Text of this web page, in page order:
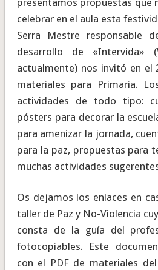
presentamos propuestas que
celebrar en el aula esta
Serra Mestre responsable
desarrollo de «Intervida»
actualmente) nos invitó en el
materiales para Primaria.
actividades de todo tipo:
pósters para decorar la
para amenizar la jornada,
para la paz, propuestas para
muchas actividades
Os dejamos los enlaces en
taller de Paz y No-Violencia
consta de la guía del
fotocopiables. Este
con el PDF de materiales